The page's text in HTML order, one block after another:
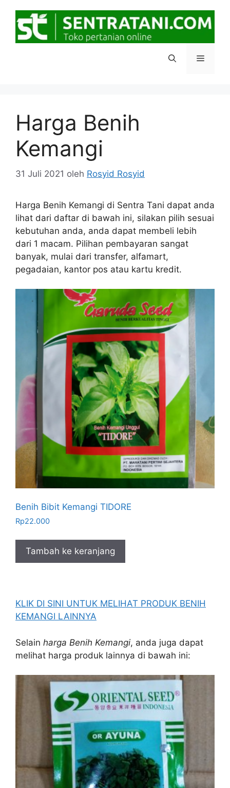
Menu
Harga Benih
Kemangi
31 Juli 2021 oleh Rosyid Rosyid
Harga Benih Kemangi di Sentra Tani dapat anda
lihat dari daftar di bawah ini, silakan pilih sesuai
kebutuhan anda, anda dapat membeli lebih
dari 1 macam. Pilihan pembayaran sangat
banyak, mulai dari transfer, alfamart,
pegadaian, kantor pos atau kartu kredit.
Benih Bibit Kemangi TIDORE
Rp22.000
Tambah ke keranjang
KLIK DI SINI UNTUK MELIHAT PRODUK BENIH
KEMANGI LAINNYA
Selain harga Benih Kemangi, anda juga dapat
melihat harga produk lainnya di bawah ini: